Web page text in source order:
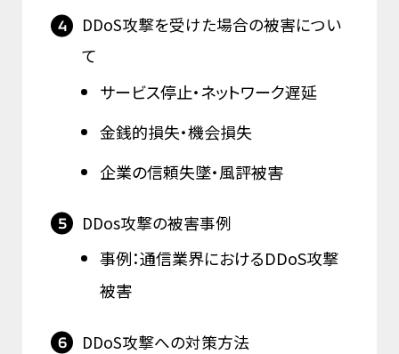
DDoS攻撃を受けた場合の被害につい
て
サービス停止・ネットワーク遅延
金銭的損失・機会損失
企業の信頼失墜・風評被害
DDos攻撃の被害事例
事例：通信業界におけるDDoS攻撃
被害
DDoS攻撃への対策方法